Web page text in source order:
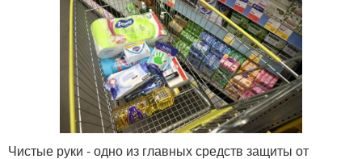
Чистые руки - одно из главных средств защиты от